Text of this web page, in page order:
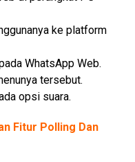
ke platform
WhatsApp Web.
tersebut.
opsi suara.
Fitur Polling Dan